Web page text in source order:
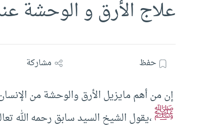
علاج الأرق و الوحشة
حفظ مشاركة
إن من أهم مايزيل الأرق والوحشة من
ﷺ،يقول الشيخ السيد سابق رحمه الله